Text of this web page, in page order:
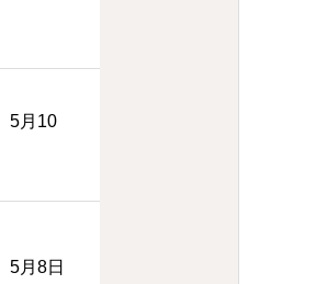
5月10
5月8日